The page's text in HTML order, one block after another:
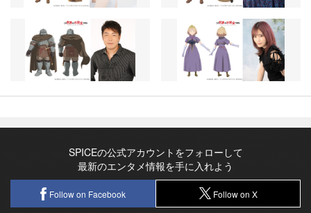
SPICEの公式アカウントをフォローして
最新のエンタメ情報を手に入れよう
Follow on Facebook Follow on X